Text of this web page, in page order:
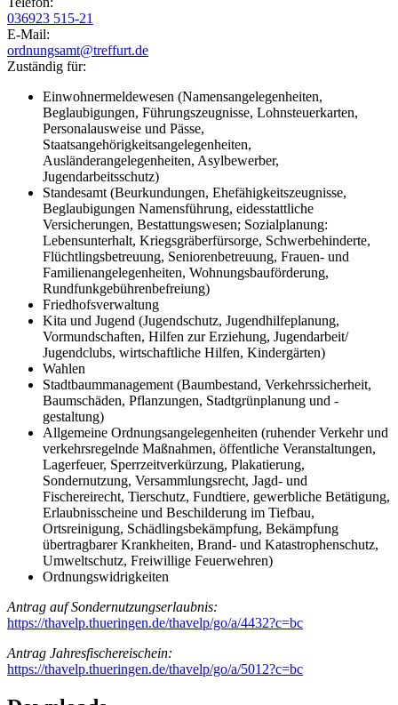
036923 515-21
E-Mail:
ordnungsamt@treffurt.de
Zuständig für:
Einwohnermeldewesen (Namensangelegenheiten,
Beglaubigungen, Führungszeugnisse, Lohnsteuerkarten,
Personalausweise und Pässe,
Staatsangehörigkeitsangelegenheiten,
Ausländerangelegenheiten, Asylbewerber,
Jugendarbeitsschutz)
Standesamt (Beurkundungen, Ehefähigkeitszeugnisse,
Beglaubigungen Namensführung, eidesstattliche
Versicherungen, Bestattungswesen; Sozialplanung:
Lebensunterhalt, Kriegsgräberfürsorge, Schwerbehinderte,
Flüchtlingsbetreuung, Seniorenbetreuung, Frauen- und
Familienangelegenheiten, Wohnungsbauförderung,
Rundfunkgebührenbefreiung)
Friedhofsverwaltung
Kita und Jugend (Jugendschutz, Jugendhilfeplanung,
Vormundschaften, Hilfen zur Erziehung, Jugendarbeit/
Jugendclubs, wirtschaftliche Hilfen, Kindergärten)
Wahlen
Stadtbaummanagement (Baumbestand, Verkehrssicherheit,
Baumschäden, Pflanzungen, Stadtgrünplanung und -
gestaltung)
Allgemeine Ordnungsangelegenheiten (ruhender Verkehr und
verkehrsregelnde Maßnahmen, öffentliche Veranstaltungen,
Lagerfeuer, Sperrzeitverkürzung, Plakatierung,
Sondernutzung, Versammlungsrecht, Jagd- und
Fischereirecht, Tierschutz, Fundtiere, gewerbliche Betätigung,
Erlaubnisscheine und Beschilderung im Tiefbau,
Ortsreinigung, Schädlingsbekämpfung, Bekämpfung
übertragbarer Krankheiten, Brand- und Katastrophenschutz,
Umweltschutz, Freiwillige Feuerwehren)
Ordnungswidrigkeiten
Antrag auf Sondernutzungserlaubnis:
https://thavelp.thueringen.de/thavelp/go/a/4432?c=bc
Antrag Jahresfischereischein:
https://thavelp.thueringen.de/thavelp/go/a/5012?c=bc